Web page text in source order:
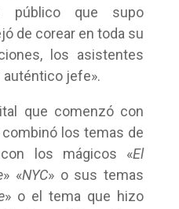
público que supo
de corear en toda su
los asistentes
auténtico jefe».
que comenzó con
combinó los temas de
los mágicos «El
» «NYC» o sus temas
» o el tema que hizo